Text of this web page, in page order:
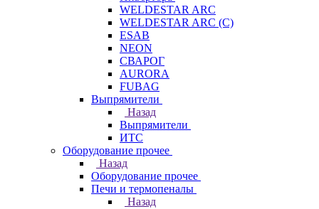
WELDESTAR ARC
WELDESTAR ARC (С)
ESAB
NEON
СВАРОГ
AURORA
FUBAG
Выпрямители
Назад
Выпрямители
ИТС
Оборудование прочее
Назад
Оборудование прочее
Печи и термопеналы
Назад